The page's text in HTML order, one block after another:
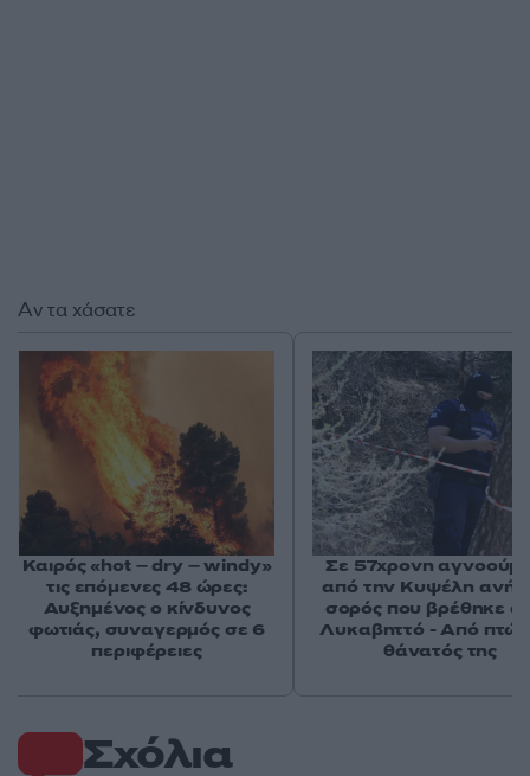
Σχόλια
Αν τα χάσατε
Καιρός «hot – dry – windy»
τις επόμενες 48 ώρες:
Αυξημένος ο κίνδυνος
φωτιάς, συναγερμός σε 6
περιφέρειες
Σε 57χρονη
από την Κυψέλη
σορός που βρέθηκε
Λυκαβηττό - Από
θάνατός της